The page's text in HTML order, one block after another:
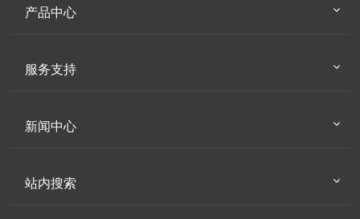
产品中心
服务支持
新闻中心
站内搜索